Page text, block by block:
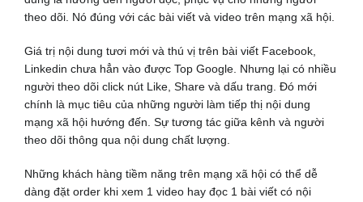
theo dõi. Nó đúng với các bài viết và video trên mạng xã hội.
Giá trị nội dung tươi mới và thú vị trên bài viết Facebook,
Linkedin chưa hẳn vào được Top Google. Nhưng lại có nhiều
người theo dõi click nút Like, Share và dấu trang. Đó mới
chính là mục tiêu của những người làm tiếp thị nội dung
mạng xã hội hướng đến. Sự tương tác giữa kênh và người
theo dõi thông qua nội dung chất lượng.
Những khách hàng tiềm năng trên mạng xã hội có thể dễ
dàng đặt order khi xem 1 video hay đọc 1 bài viết có nội